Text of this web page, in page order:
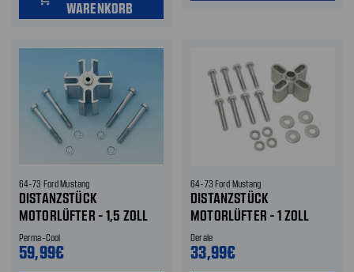
WARENKORB
64-73 Ford Mustang
DISTANZSTÜCK
MOTORLÜFTER - 1,5 ZOLL
Perma-Cool
59,99€
64-73 Ford Mustang
DISTANZSTÜCK
MOTORLÜFTER - 1 ZOLL
Derale
33,99€